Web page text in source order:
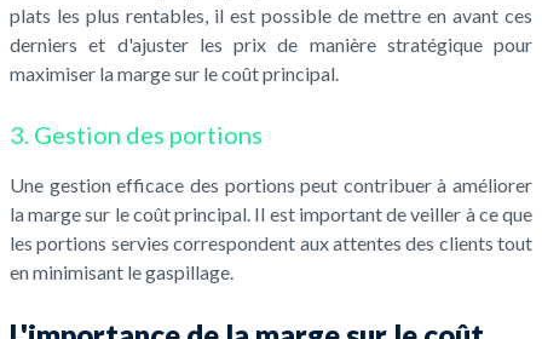
plats les plus rentables, il est possible de mettre en avant ces
derniers et d'ajuster les prix de manière stratégique pour
maximiser la marge sur le coût principal.
3. Gestion des portions
Une gestion efficace des portions peut contribuer à améliorer
la marge sur le coût principal. Il est important de veiller à ce que
les portions servies correspondent aux attentes des clients tout
en minimisant le gaspillage.